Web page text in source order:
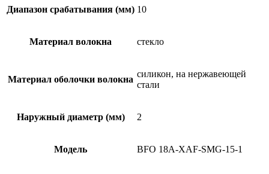
Диапазон срабатывания (мм) 10
Материал волокна стекло
Материал оболочки волокна
силикон, на нержавеющей
стали
Наружный диаметр (мм) 2
Модель BFO 18A-XAF-SMG-15-1